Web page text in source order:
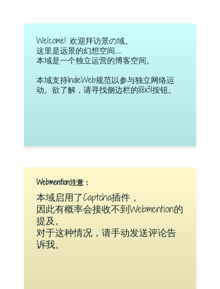
Welcome! 欢迎拜访景の域。
这里是远景的幻想空间……
本域是一个独立运营的博客空间。
本域支持IndieWeb规范以参与独立网络运
动。欲了解，请寻找侧边栏的88x31按钮。
Webmention注意：
本域启用了Captcha插件，
因此有概率会接收不到Webmention的
提及。
对于这种情况，请手动发送评论告
诉我。